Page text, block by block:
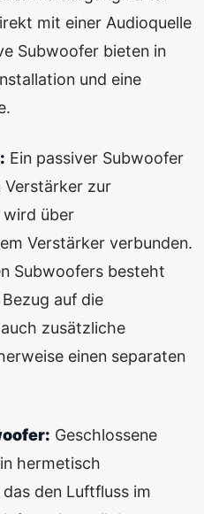
mit einer Audioquelle
Subwoofer bieten in
und eine
Ein passiver Subwoofer
zur
wird über
Verstärker verbunden.
Subwoofers besteht
auf die
zusätzliche
einen separaten
Geschlossene
hermetisch
den Luftfluss im